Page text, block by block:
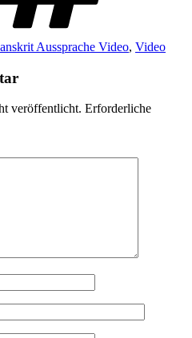
Aussprache Video, Video
veröffentlicht. Erforderliche